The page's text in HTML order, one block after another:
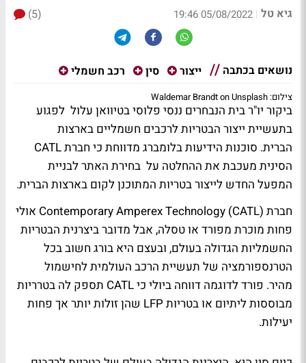
גיא טל |
05/08/2022 19:46
(5)
נושאים בכתבה ייצור סין רכב חשמלי
צילום: Waldemar Brandt on Unsplash
ביקור יו"ר בית הנבחרים ננסי פלוסי בטיוואן עלול לפגוע
בתעשיית ייצור הבטריות לרכבים חשמליים בארצות
הברית. סוכנות הידיעות בלומברג מדווחת כי חברת CATL
הסינית מעכבת את ההחלטה על בחירת האתר לבניית
המפעל החדש לייצור בטריות המתוכנן לקום בארצות הברית.
חברת Contemporary Amperex Technology (CATL) אולי
פחות מוכרת מפורד או טסלה, אבל מדובר ביצרנית הבטריות
החשמליות הגדולה בעולם, ובעצם היא בורג חשוב בכל
הטרנספורמציה של תעשיית הרכב העולמית לחישמול
מהיר. פורד לדוגמה דווחה ביולי כי CATL תספק לה בטרריות
מבוססות ליתיום או בטריות LFP שהן זולות יותר אך פחות
יעילות.